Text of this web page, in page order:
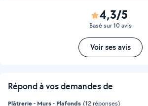
4,3/5
Basé sur 10 avis
Voir ses avis
Répond à vos demandes de
Plâtrerie - Murs - Plafonds (12 réponses)